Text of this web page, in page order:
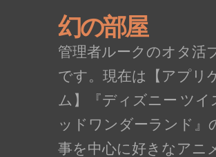
幻の部屋
管理者ルークのオタ活
です。現在は【アプリ
ム】『ディズニー ツイ
ッドワンダーランド』
事を中心に好きなアニ